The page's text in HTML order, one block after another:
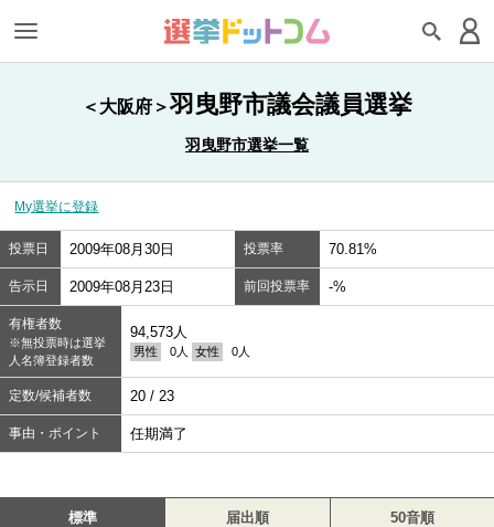
＜大阪府＞羽曳野市議会議員選挙
羽曳野市選挙一覧
My選挙に登録
投票日 2009年08月30日 投票率 70.81%
告示日 2009年08月23日 前回投票率 -%
有権者数
※無投票時は選挙
人名簿登録者数
94,573人
男性 0人 女性 0人
定数/候補者数 20 / 23
事由・ポイント 任期満了
標準 届出順 50音順